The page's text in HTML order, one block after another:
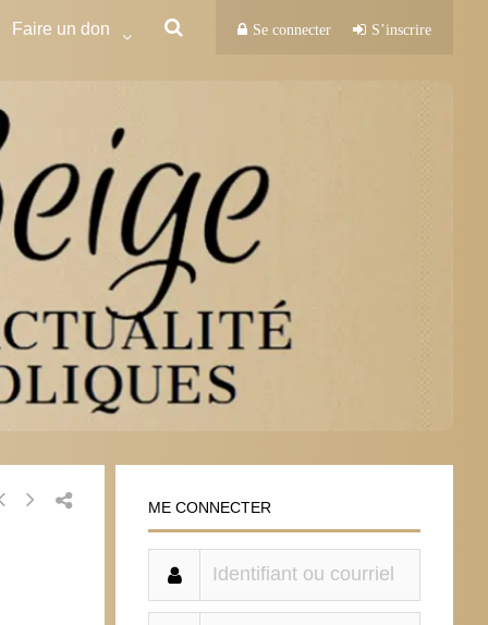
Faire un don Se connecter S’inscrire
ME CONNECTER